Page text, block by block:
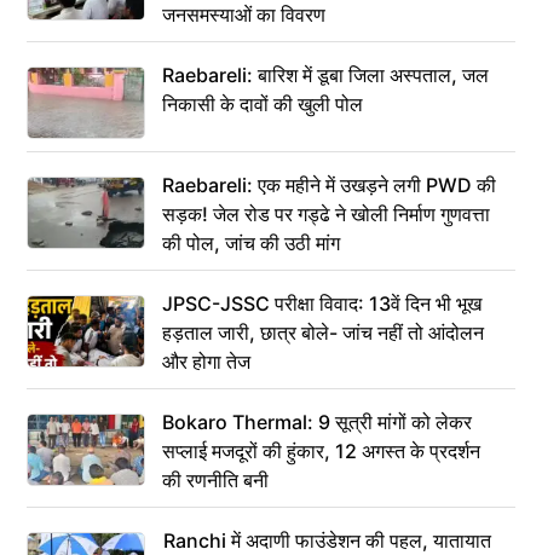
जनसमस्याओं का विवरण
Raebareli: बारिश में डूबा जिला अस्पताल, जल
निकासी के दावों की खुली पोल
Raebareli: एक महीने में उखड़ने लगी PWD की
सड़क! जेल रोड पर गड्ढे ने खोली निर्माण गुणवत्ता
की पोल, जांच की उठी मांग
JPSC-JSSC परीक्षा विवाद: 13वें दिन भी भूख
हड़ताल जारी, छात्र बोले- जांच नहीं तो आंदोलन
और होगा तेज
Bokaro Thermal: 9 सूत्री मांगों को लेकर
सप्लाई मजदूरों की हुंकार, 12 अगस्त के प्रदर्शन
की रणनीति बनी
Ranchi में अदाणी फाउंडेशन की पहल, यातायात